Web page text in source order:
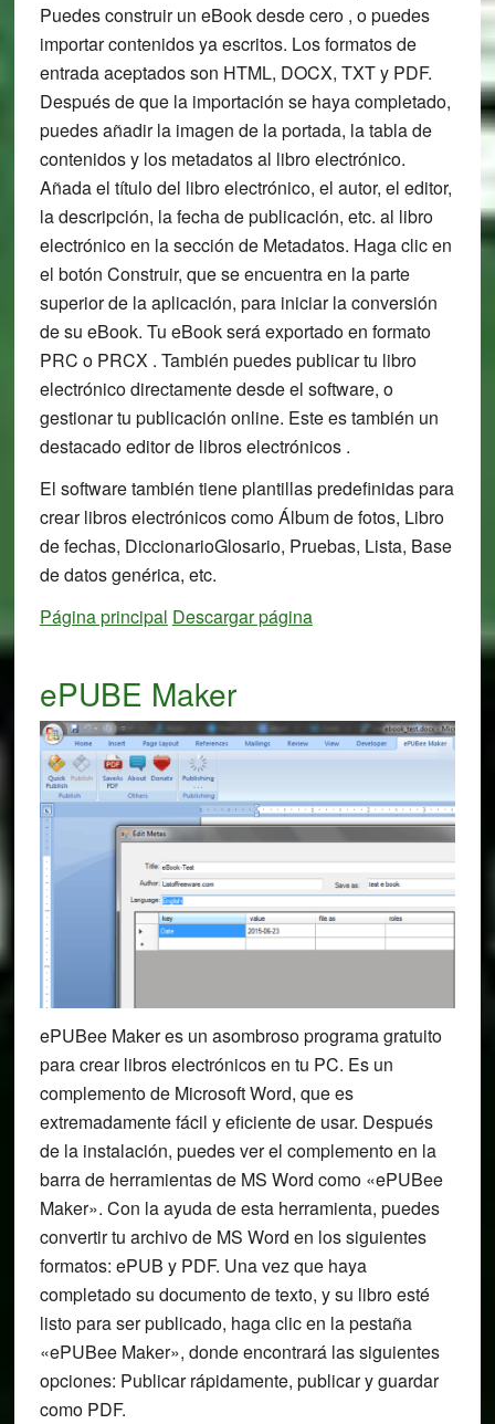
Puedes construir un eBook desde cero , o puedes
importar contenidos ya escritos. Los formatos de
entrada aceptados son HTML, DOCX, TXT y PDF.
Después de que la importación se haya completado,
puedes añadir la imagen de la portada, la tabla de
contenidos y los metadatos al libro electrónico.
Añada el título del libro electrónico, el autor, el editor,
la descripción, la fecha de publicación, etc. al libro
electrónico en la sección de Metadatos. Haga clic en
el botón Construir, que se encuentra en la parte
superior de la aplicación, para iniciar la conversión
de su eBook. Tu eBook será exportado en formato
PRC o PRCX . También puedes publicar tu libro
electrónico directamente desde el software, o
gestionar tu publicación online. Este es también un
destacado editor de libros electrónicos .
El software también tiene plantillas predefinidas para
crear libros electrónicos como Álbum de fotos, Libro
de fechas, DiccionarioGlosario, Pruebas, Lista, Base
de datos genérica, etc.
Página principal Descargar página
ePUBE Maker
ePUBee Maker es un asombroso programa gratuito
para crear libros electrónicos en tu PC. Es un
complemento de Microsoft Word, que es
extremadamente fácil y eficiente de usar. Después
de la instalación, puedes ver el complemento en la
barra de herramientas de MS Word como «ePUBee
Maker». Con la ayuda de esta herramienta, puedes
convertir tu archivo de MS Word en los siguientes
formatos: ePUB y PDF. Una vez que haya
completado su documento de texto, y su libro esté
listo para ser publicado, haga clic en la pestaña
«ePUBee Maker», donde encontrará las siguientes
opciones: Publicar rápidamente, publicar y guardar
como PDF.